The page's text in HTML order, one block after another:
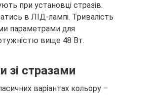
при установці стразів.
в ЛІД-лампі. Тривалість
параметрами для
вище 48 Вт.
зі стразами
варіантах кольору –